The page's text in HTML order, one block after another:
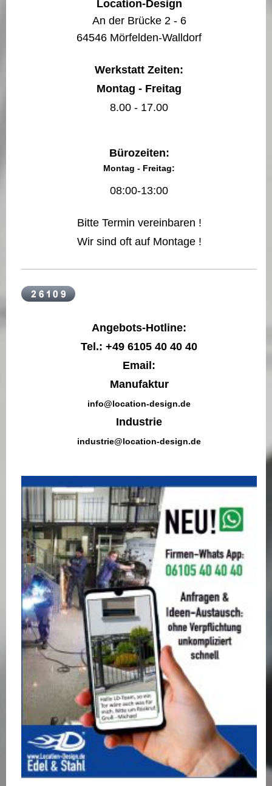
Location-Design
An der Brücke 2 - 6
64546 Mörfelden-Walldorf
Werkstatt Zeiten:
Montag - Freitag
8.00 - 17.00
Bürozeiten:
Montag - Freitag:
08:00-13:00
Bitte Termin vereinbaren !
Wir sind oft auf Montage !
Angebots-Hotline:
Tel.: +49 6105 40 40 40
Email:
Manufaktur
info@location-design.de
Industrie
industrie@location-design.de